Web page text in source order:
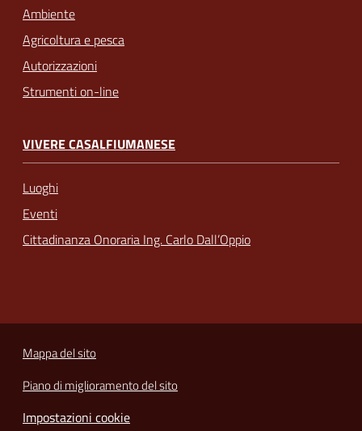
Ambiente
Agricoltura e pesca
Autorizzazioni
Strumenti on-line
VIVERE CASALFIUMANESE
Luoghi
Eventi
Cittadinanza Onoraria Ing. Carlo Dall’Oppio
Mappa del sito
Piano di miglioramento del sito
Impostazioni cookie